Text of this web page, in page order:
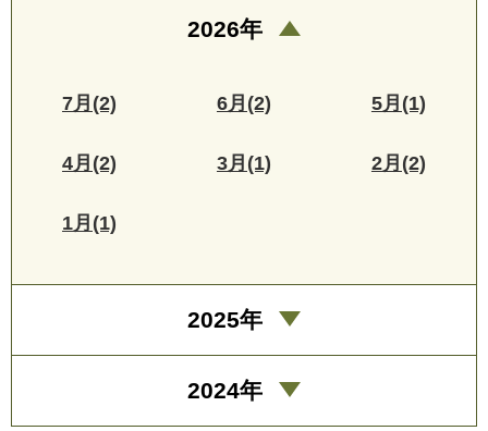
2026年
7月(2) 6月(2) 5月(1)
4月(2) 3月(1) 2月(2)
1月(1)
2025年
2024年